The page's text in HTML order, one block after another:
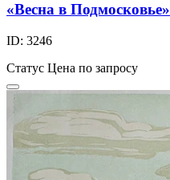
«Весна в Подмосковье»
ID: 3246
Статус Цена по запросу